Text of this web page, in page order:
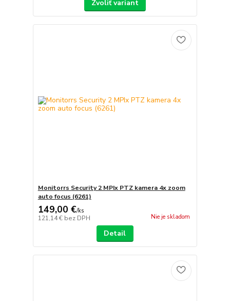
Zvoliť variant
Monitorrs Security 2 MPIx PTZ kamera 4x zoom
auto focus (6261)
149,00 €/ks
121,14 € bez DPH Nie je skladom
Detail